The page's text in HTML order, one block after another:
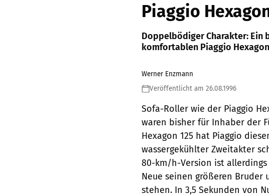
Piaggio
Doppelbödiger Charakter: Ein
komfortablen Piaggio
Werner Enzmann
Veröffentlicht am 26.08.1996
Sofa-Roller wie der Piaggio
waren bisher für Inhaber der
Hexagon 125 hat Piaggio
wassergekühlter Zweitakter
80-km/h-Version ist
Neue seinen größeren Bruder
stehen. In 3,5 Sekunden von